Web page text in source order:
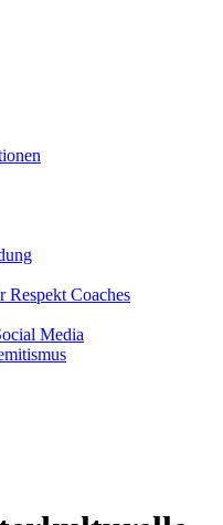
Respekt Coaches
Media